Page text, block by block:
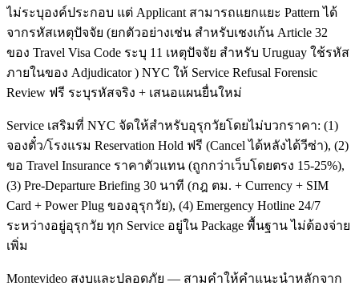
ไม่ระบุองค์ประกอบ แต่ Applicant สามารถแยกแยะ Pattern ได้
จากรหัสเหตุปัจจัย (ยกตัวอย่างเช่น สำหรับเชงเก้น Article 32
ของ Travel Visa Code ระบุ 11 เหตุปัจจัย สำหรับ Uruguay ใช้รหัส
ภายในของ Adjudicator ) NYC ให้ Service Refusal Forensic
Review ฟรี ระบุรหัสจริง + เสนอแผนยื่นใหม่
Service เสริมที่ NYC จัดให้สำหรับอุรุกวัยโดยไม่บวกราคา: (1)
จองตั๋ว/โรงแรม Reservation Hold ฟรี (Cancel ได้หลังได้วีซ่า), (2)
ขอ Travel Insurance ราคาตัวแทน (ถูกกว่าเว็บโดยตรง 15-25%),
(3) Pre-Departure Briefing 30 นาที (กฎ ตม. + Currency + SIM
Card + Power Plug ของอุรุกวัย), (4) Emergency Hotline 24/7
ระหว่างอยู่อุรุกวัย ทุก Service อยู่ใน Package พื้นฐาน ไม่ต้องจ่าย
เพิ่ม
Montevideo สงบและปลอดภัย — สามคำให้คำแนะนำหลักจาก